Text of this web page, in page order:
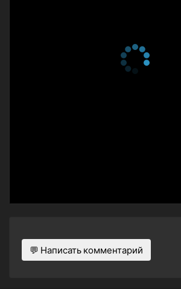
💬 Написать комментарий